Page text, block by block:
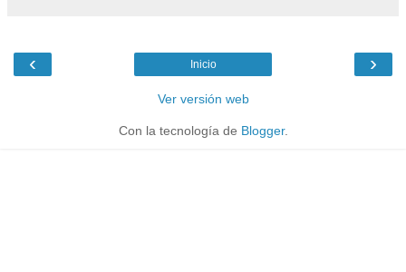
‹ ›
Inicio
Ver versión web
Con la tecnología de Blogger.